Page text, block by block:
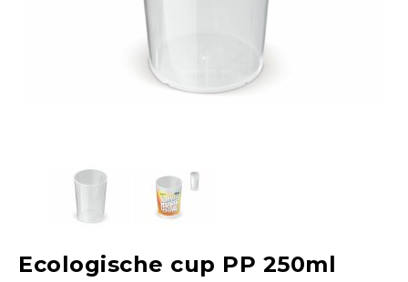
Ecologische cup PP 250ml